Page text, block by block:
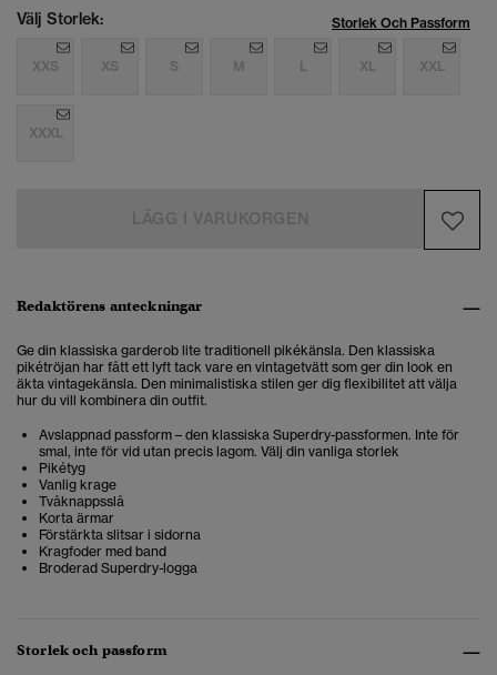
Välj Storlek: Storlek Och Passform
XXS XS S M L XL XXL
XXXL
Redaktörens anteckningar
Ge din klassiska garderob lite traditionell pikékänsla. Den klassiska
pikétröjan har fått ett lyft tack vare en vintagetvätt som ger din look en
äkta vintagekänsla. Den minimalistiska stilen ger dig flexibilitet att välja
hur du vill kombinera din outfit.
Avslappnad passform – den klassiska Superdry-passformen. Inte för
smal, inte för vid utan precis lagom. Välj din vanliga storlek
Pikétyg
Vanlig krage
Tvåknappsslå
Korta ärmar
Förstärkta slitsar i sidorna
Kragfoder med band
Broderad Superdry-logga
Storlek och passform